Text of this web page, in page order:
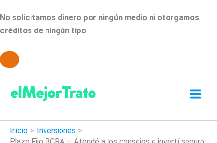
No solicitamos dinero por ningún medio ni otorgamos
créditos de ningún tipo.
contenido
Inicio
Inversiones